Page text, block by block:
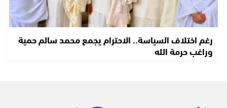
رغم اختلاف السياسة.. الاحترام يجمع محمد سالم حمية
وراغب حرمة الله